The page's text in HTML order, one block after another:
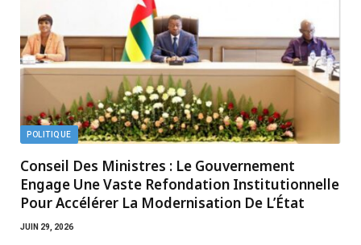
POLITIQUE
Conseil Des Ministres : Le Gouvernement
Engage Une Vaste Refondation Institutionnelle
Pour Accélérer La Modernisation De L’État
JUIN 29, 2026